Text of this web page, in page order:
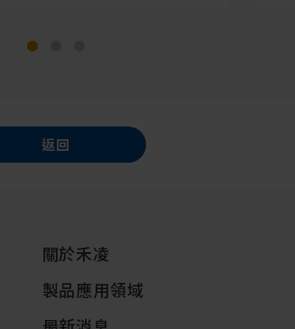
返回
關於禾凌
製品應用領域